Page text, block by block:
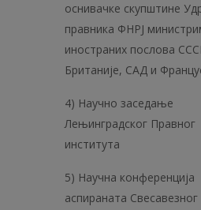
оснивачке скупштине
правника ФНРЈ
иностраних послова
Британије, САД и
4) Научно заседање
Лењинградског Правног
института
5) Научна конференција
аспираната Свесавезног